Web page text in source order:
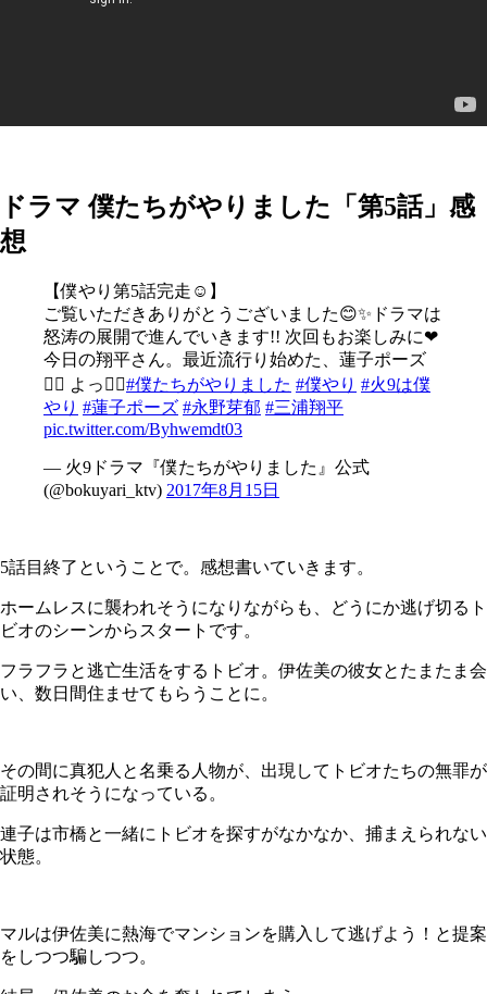
ドラマ 僕たちがやりました「第5話」感
想
【僕やり第5話完走☺︎】
ご覧いただきありがとうございました😊✨ドラマは
怒涛の展開で進んでいきます!! 次回もお楽しみに❤︎
今日の翔平さん。最近流行り始めた、蓮子ポーズ
🙋‍♂️ よっ✋🏻#僕たちがやりました #僕やり #火9は僕
やり #蓮子ポーズ #永野芽郁 #三浦翔平
pic.twitter.com/Byhwemdt03
— 火9ドラマ『僕たちがやりました』公式
(@bokuyari_ktv) 2017年8月15日
5話目終了ということで。感想書いていきます。
ホームレスに襲われそうになりながらも、どうにか逃げ切るト
ビオのシーンからスタートです。
フラフラと逃亡生活をするトビオ。伊佐美の彼女とたまたま会
い、数日間住ませてもらうことに。
その間に真犯人と名乗る人物が、出現してトビオたちの無罪が
証明されそうになっている。
連子は市橋と一緒にトビオを探すがなかなか、捕まえられない
状態。
マルは伊佐美に熱海でマンションを購入して逃げよう！と提案
をしつつ騙しつつ。